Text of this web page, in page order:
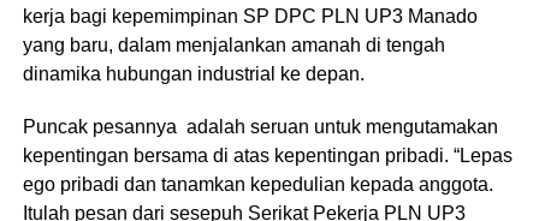
kerja bagi kepemimpinan SP DPC PLN UP3 Manado
yang baru, dalam menjalankan amanah di tengah
dinamika hubungan industrial ke depan.
Puncak pesannya adalah seruan untuk mengutamakan
kepentingan bersama di atas kepentingan pribadi. “Lepas
ego pribadi dan tanamkan kepedulian kepada anggota.
Itulah pesan dari sesepuh Serikat Pekerja PLN UP3